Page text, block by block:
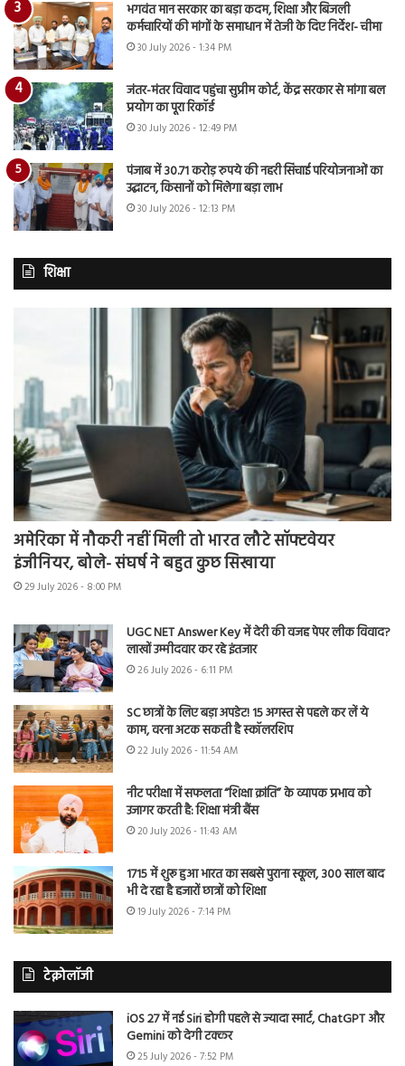
भगवंत मान सरकार का बड़ा कदम, शिक्षा और बिजली
कर्मचारियों की मांगों के समाधान में तेजी के दिए निर्देश- चीमा
30 July 2026 - 1:34 PM
जंतर-मंतर विवाद पहुंचा सुप्रीम कोर्ट, केंद्र सरकार से मांगा बल
प्रयोग का पूरा रिकॉर्ड
30 July 2026 - 12:49 PM
पंजाब में 30.71 करोड़ रुपये की नहरी सिंचाई परियोजनाओं का
उद्घाटन, किसानों को मिलेगा बड़ा लाभ
30 July 2026 - 12:13 PM
शिक्षा
अमेरिका में नौकरी नहीं मिली तो भारत लौटे सॉफ्टवेयर
इंजीनियर, बोले- संघर्ष ने बहुत कुछ सिखाया
29 July 2026 - 8:00 PM
UGC NET Answer Key में देरी की वजह पेपर लीक विवाद?
लाखों उम्मीदवार कर रहे इंतजार
26 July 2026 - 6:11 PM
SC छात्रों के लिए बड़ा अपडेट! 15 अगस्त से पहले कर लें ये
काम, वरना अटक सकती है स्कॉलरशिप
22 July 2026 - 11:54 AM
नीट परीक्षा में सफलता “शिक्षा क्रांति” के व्यापक प्रभाव को
उजागर करती है: शिक्षा मंत्री बैंस
20 July 2026 - 11:43 AM
1715 में शुरू हुआ भारत का सबसे पुराना स्कूल, 300 साल बाद
भी दे रहा है हजारों छात्रों को शिक्षा
19 July 2026 - 7:14 PM
टेक्नोलॉजी
iOS 27 में नई Siri होगी पहले से ज्यादा स्मार्ट, ChatGPT और
Gemini को देगी टक्कर
25 July 2026 - 7:52 PM